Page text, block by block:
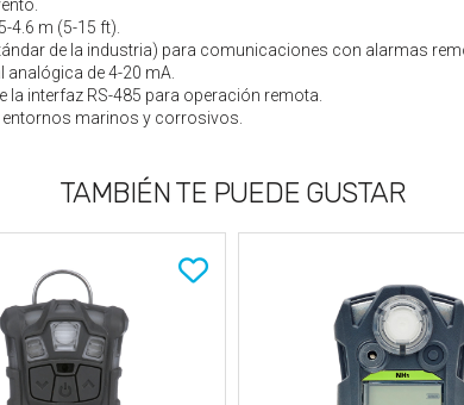
4.6 m (5-15 ft).
de la industria) para comunicaciones con alarmas
analógica de 4-20 mA.
interfaz RS-485 para operación remota.
entornos marinos y corrosivos.
TAMBIÉN TE PUEDE GUSTAR